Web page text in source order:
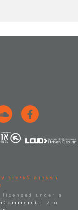
המעבדה לעיצוב
licensed under a
4.0